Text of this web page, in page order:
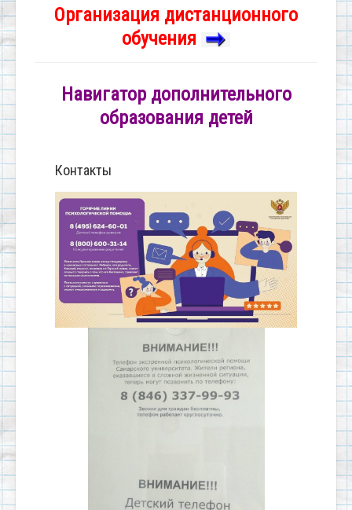
Организация дистанционного
обучения
Навигатор дополнительного
образования детей
Контакты